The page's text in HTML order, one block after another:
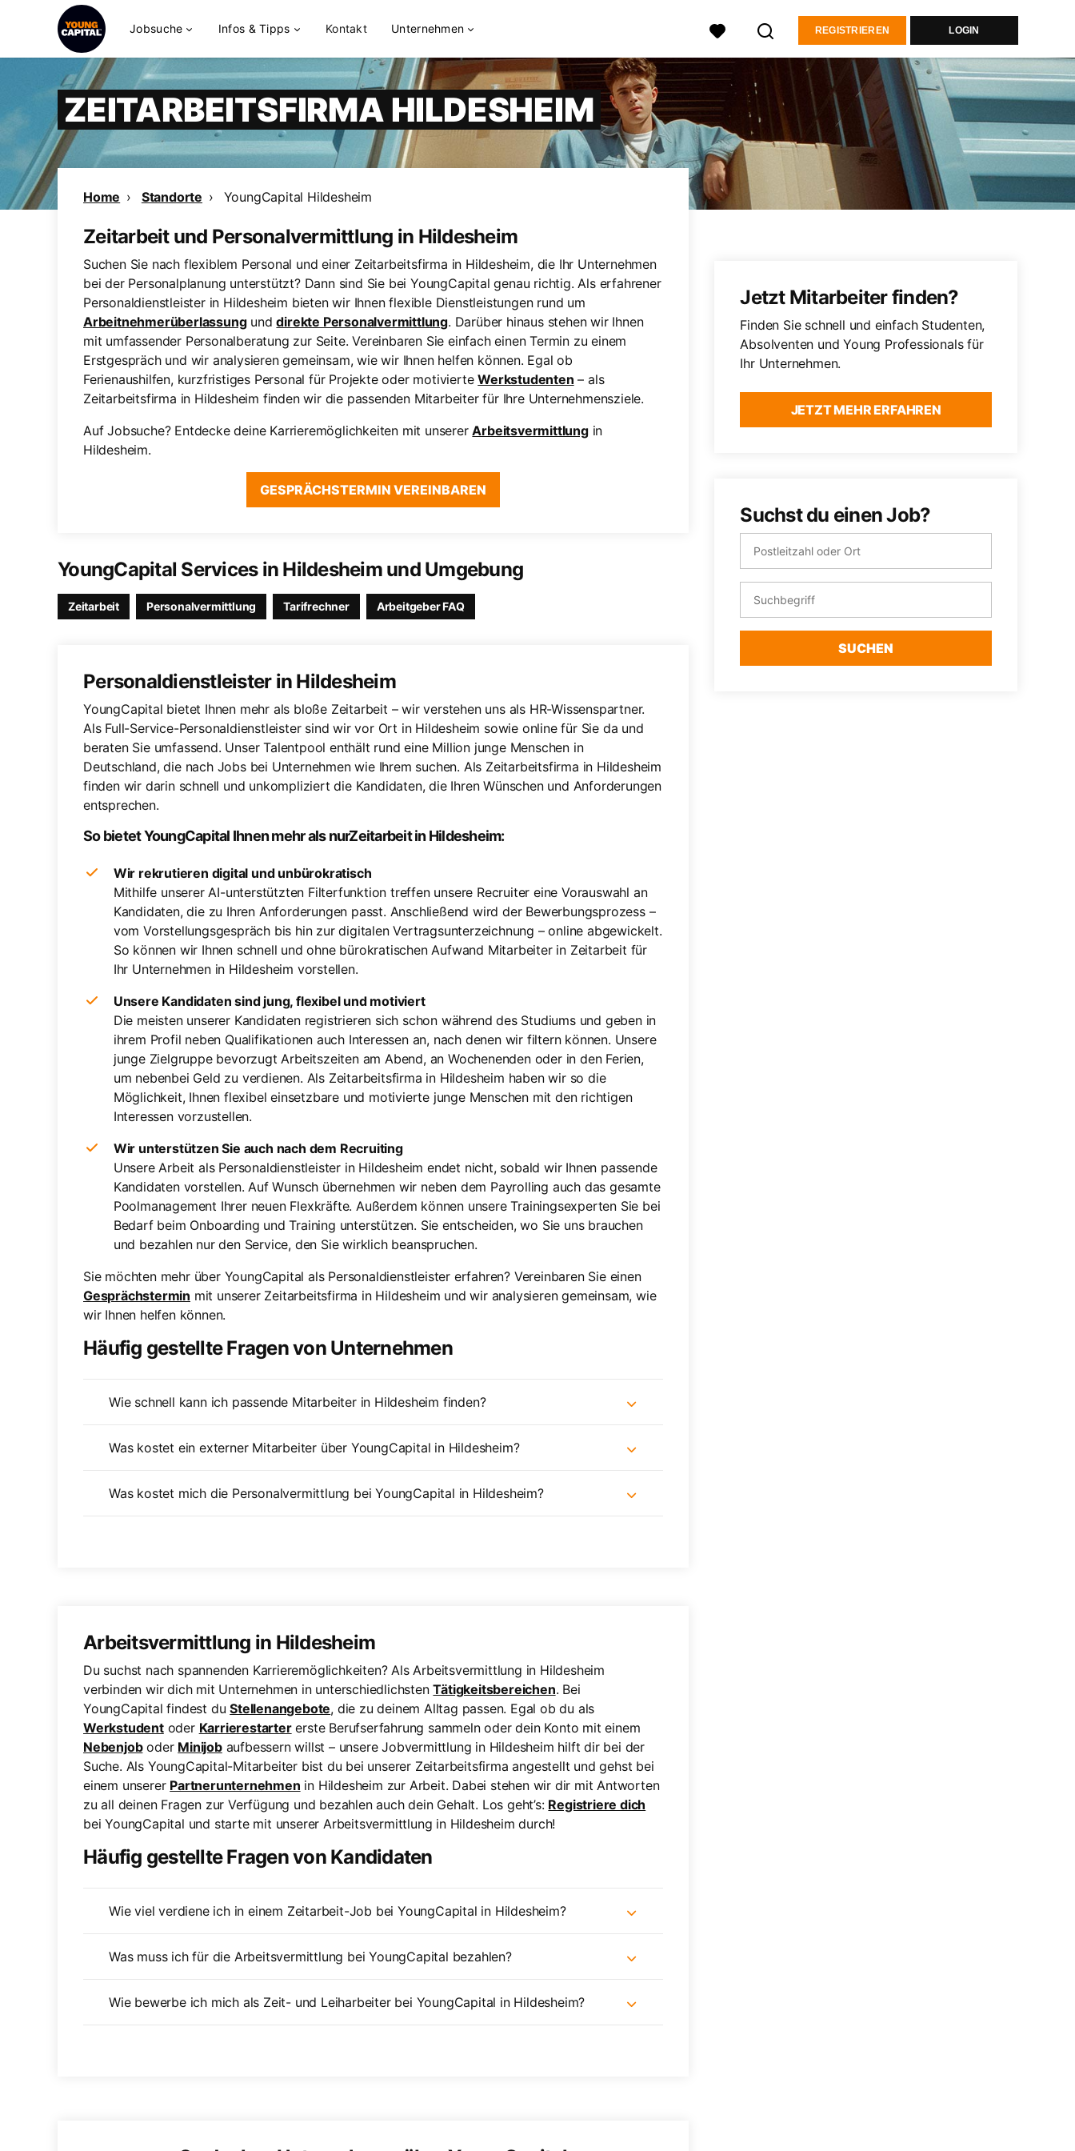
Jobsuche Infos & Tipps Kontakt Unternehmen REGISTRIEREN LOGIN
ZEITARBEITSFIRMA HILDESHEIM
Home Standorte YoungCapital Hildesheim
Zeitarbeit und Personalvermittlung in Hildesheim
Suchen Sie nach flexiblem Personal und einer Zeitarbeitsfirma in Hildesheim, die Ihr Unternehmen
bei der Personalplanung unterstützt? Dann sind Sie bei YoungCapital genau richtig. Als erfahrener
Personaldienstleister in Hildesheim bieten wir Ihnen flexible Dienstleistungen rund um
Arbeitnehmerüberlassungunddirekte Personalvermittlung. Darüber hinaus stehen wir Ihnen
mit umfassender Personalberatung zur Seite. Vereinbaren Sie einfach einen Termin zu einem
Erstgespräch und wir analysieren gemeinsam, wie wir Ihnen helfen können. Egal ob
Ferienaushilfen, kurzfristiges Personal für Projekte oder motivierteWerkstudenten – als
Zeitarbeitsfirma in Hildesheim finden wir die passenden Mitarbeiter für Ihre Unternehmensziele.
Auf Jobsuche? Entdecke deine Karrieremöglichkeiten mit unsererArbeitsvermittlungin
Hildesheim.
GESPRÄCHSTERMIN VEREINBAREN
YoungCapital Services in Hildesheim und Umgebung
Zeitarbeit Personalvermittlung Tarifrechner Arbeitgeber FAQ
Personaldienstleister in Hildesheim
YoungCapital bietet Ihnen mehr als bloße Zeitarbeit – wir verstehen uns als HR-Wissenspartner.
Als Full-Service-Personaldienstleister sind wir vor Ort in Hildesheim sowie online für Sie da und
beraten Sie umfassend. Unser Talentpool enthält rund eine Million junge Menschen in
Deutschland, die nach Jobs bei Unternehmen wie Ihrem suchen. Als Zeitarbeitsfirma in Hildesheim
finden wir darin schnell und unkompliziert die Kandidaten, die Ihren Wünschen und Anforderungen
entsprechen.
So bietet YoungCapital Ihnen mehr als nurZeitarbeit in Hildesheim:
Wir rekrutieren digital und unbürokratisch
Mithilfe unserer AI-unterstützten Filterfunktion treffen unsere Recruiter eine Vorauswahl an
Kandidaten, die zu Ihren Anforderungen passt. Anschließend wird der Bewerbungsprozess –
vom Vorstellungsgespräch bis hin zur digitalen Vertragsunterzeichnung – online abgewickelt.
So können wir Ihnen schnell und ohne bürokratischen Aufwand Mitarbeiter in Zeitarbeit für
Ihr Unternehmen in Hildesheim vorstellen.
Unsere Kandidaten sind jung, flexibel und motiviert
Die meisten unserer Kandidaten registrieren sich schon während des Studiums und geben in
ihrem Profil neben Qualifikationen auch Interessen an, nach denen wir filtern können. Unsere
junge Zielgruppe bevorzugt Arbeitszeiten am Abend, an Wochenenden oder in den Ferien,
um nebenbei Geld zu verdienen. Als Zeitarbeitsfirma in Hildesheim haben wir so die
Möglichkeit, Ihnen flexibel einsetzbare und motivierte junge Menschen mit den richtigen
Interessen vorzustellen.
Wir unterstützen Sie auch nach dem Recruiting
Unsere Arbeit als Personaldienstleister in Hildesheim endet nicht, sobald wir Ihnen passende
Kandidaten vorstellen. Auf Wunsch übernehmen wir neben dem Payrolling auch das gesamte
Poolmanagement Ihrer neuen Flexkräfte. Außerdem können unsere Trainingsexperten Sie bei
Bedarf beim Onboarding und Training unterstützen. Sie entscheiden, wo Sie uns brauchen
und bezahlen nur den Service, den Sie wirklich beanspruchen.
Sie möchten mehr über YoungCapital als Personaldienstleister erfahren? Vereinbaren Sie einen
Gesprächstermin mit unserer Zeitarbeitsfirma in Hildesheim und wir analysieren gemeinsam, wie
wir Ihnen helfen können.
Häufig gestellte Fragen von Unternehmen
Wie schnell kann ich passende Mitarbeiter in Hildesheim finden?
Was kostet ein externer Mitarbeiter über YoungCapital in Hildesheim?
Was kostet mich die Personalvermittlung bei YoungCapital in Hildesheim?
Arbeitsvermittlung in Hildesheim
Du suchst nach spannenden Karrieremöglichkeiten? Als Arbeitsvermittlung in Hildesheim
verbinden wir dich mit Unternehmen in unterschiedlichstenTätigkeitsbereichen. Bei
YoungCapital findest duStellenangebote, die zu deinem Alltag passen. Egal ob du als
Werkstudentoder Karrierestartererste Berufserfahrung sammeln oder dein Konto mit einem
Nebenjoboder Minijobaufbessern willst – unsere Jobvermittlung in Hildesheim hilft dir bei der
Suche. Als YoungCapital-Mitarbeiter bist du bei unserer Zeitarbeitsfirma angestellt und gehst bei
einem unserer Partnerunternehmen in Hildesheim zur Arbeit. Dabei stehen wir dir mit Antworten
zu all deinen Fragen zur Verfügung und bezahlen auch dein Gehalt. Los geht’s: Registriere dich
bei YoungCapital und starte mit unserer Arbeitsvermittlung in Hildesheim durch!
Häufig gestellte Fragen von Kandidaten
Wie viel verdiene ich in einem Zeitarbeit-Job bei YoungCapital in Hildesheim?
Was muss ich für die Arbeitsvermittlung bei YoungCapital bezahlen?
Wie bewerbe ich mich als Zeit- und Leiharbeiter bei YoungCapital in Hildesheim?
Jetzt Mitarbeiter finden?
Finden Sie schnell und einfach Studenten,
Absolventen und Young Professionals für
Ihr Unternehmen.
JETZT MEHR ERFAHREN
Suchst du einen Job?
SUCHEN